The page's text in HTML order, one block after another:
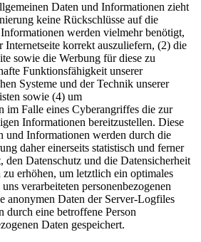
Daten und Informationen zieht
keine Rückschlüsse auf die
werden vielmehr benötigt,
Internetseite korrekt auszuliefern, (2) die
sowie die Werbung für diese zu
Funktionsfähigkeit unserer
Systeme und der Technik unserer
sowie (4) um
im Falle eines Cyberangriffes die zur
Informationen bereitzustellen. Diese
und Informationen werden durch die
daher einerseits statistisch und ferner
den Datenschutz und die Datensicherheit
erhöhen, um letztlich ein optimales
verarbeiteten personenbezogenen
anonymen Daten der Server-Logfiles
durch eine betroffene Person
Daten gespeichert.